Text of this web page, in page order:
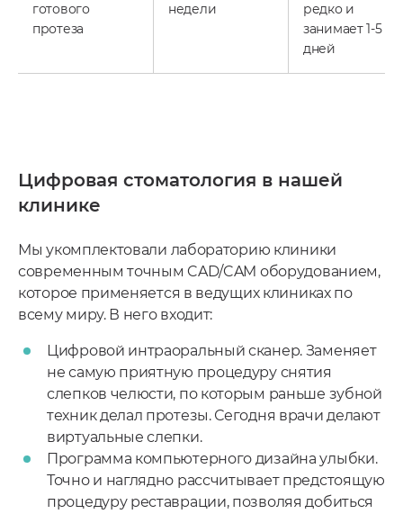
готового
протеза
недели
редко и
занимает 1-5
дней
Цифровая стоматология в нашей
клинике
Мы укомплектовали лабораторию клиники
современным точным CAD/CAM оборудованием,
которое применяется в ведущих клиниках по
всему миру. В него входит:
Цифровой интраоральный сканер. Заменяет
не самую приятную процедуру снятия
слепков челюсти, по которым раньше зубной
техник делал протезы. Сегодня врачи делают
виртуальные слепки.
Программа компьютерного дизайна улыбки.
Точно и наглядно рассчитывает предстоящую
процедуру реставрации, позволяя добиться